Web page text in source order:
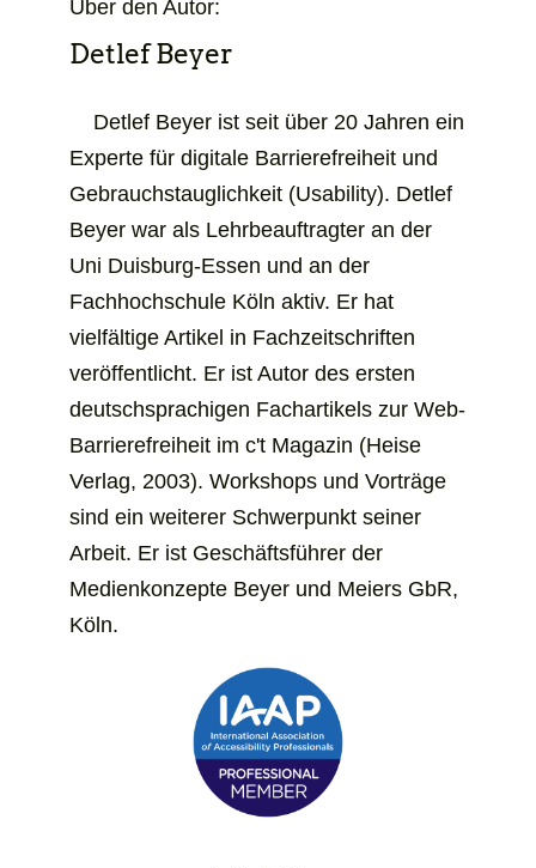
Über den Autor:
Detlef Beyer
Detlef Beyer ist seit über 20 Jahren ein
Experte für digitale Barrierefreiheit und
Gebrauchs­­tauglich­­keit (Usability). Detlef
Beyer war als Lehr­­beauftragter an der
Uni Duisburg-Essen und an der
Fachhochschule Köln aktiv. Er hat
vielfältige Artikel in Fach­­zeitschriften
veröffentlicht. Er ist Autor des ersten
deutschsprachigen Fachartikels zur Web-
Barrierefreiheit im c't Magazin (Heise
Verlag, 2003). Workshops und Vorträge
sind ein weiterer Schwer­­punkt seiner
Arbeit. Er ist Geschäfts­­führer der
Medienkonzepte Beyer und Meiers GbR,
Köln.